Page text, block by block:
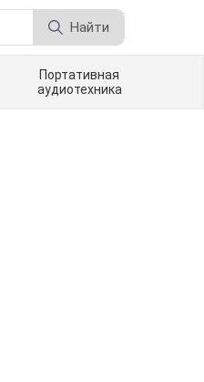
Найти
Портативная
аудиотехника